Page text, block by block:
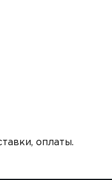
оплаты.